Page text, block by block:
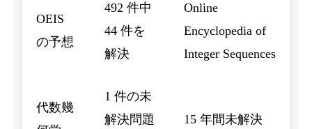
OEIS
の予想
492 件中
44 件を
解決
Online
Encyclopedia of
Integer Sequences
代数幾
1 件の未
解決問題
15 年間未解決